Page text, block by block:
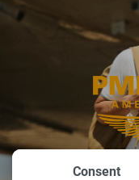
Consent